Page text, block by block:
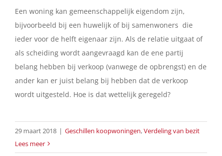
Een woning kan gemeenschappelijk eigendom zijn,
bijvoorbeeld bij een huwelijk of bij samenwoners die
ieder voor de helft eigenaar zijn. Als de relatie uitgaat of
als scheiding wordt aangevraagd kan de ene partij
belang hebben bij verkoop (vanwege de opbrengst) en de
ander kan er juist belang bij hebben dat de verkoop
wordt uitgesteld. Hoe is dat wettelijk geregeld?
29 maart 2018 | Geschillen koopwoningen,Verdeling van bezit
Lees meer